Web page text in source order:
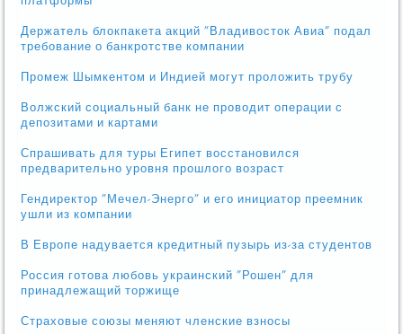
Держатель блокпакета акций "Владивосток Авиа" подал
требование о банкротстве компании
Промеж Шымкентом и Индией могут проложить трубу
Волжский социальный банк не проводит операции с
депозитами и картами
Спрашивать для туры Египет восстановился
предварительно уровня прошлого возраст
Гендиректор "Мечел-Энерго" и его инициатор преемник
ушли из компании
В Европе надувается кредитный пузырь из-за студентов
Россия готова любовь украинский "Рошен" для
принадлежащий торжище
Страховые союзы меняют членские взносы